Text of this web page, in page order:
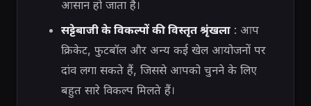
आसान हो जाता है।
सट्टेबाजी के विकल्पों की विस्तृत श्रृंखला: आप
क्रिकेट, फुटबॉल और अन्य कई खेल आयोजनों पर
दांव लगा सकते हैं, जिससे आपको चुनने के लिए
बहुत सारे विकल्प मिलते हैं।